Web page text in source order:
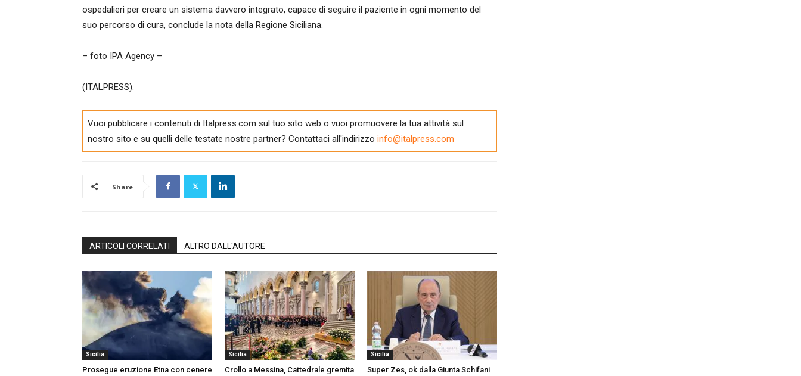
ospedalieri per creare un sistema davvero integrato, capace di seguire il paziente in ogni momento del
suo percorso di cura, conclude la nota della Regione Siciliana.
– foto IPA Agency –
(ITALPRESS).
Vuoi pubblicare i contenuti di Italpress.com sul tuo sito web o vuoi promuovere la tua attività sul
nostro sito e su quelli delle testate nostre partner? Contattaci all'indirizzo info@italpress.com
Share
ARTICOLI CORRELATI ALTRO DALL'AUTORE
Sicilia
Prosegue eruzione Etna con cenere
Sicilia
Crollo a Messina, Cattedrale gremita
Sicilia
Super Zes, ok dalla Giunta Schifani